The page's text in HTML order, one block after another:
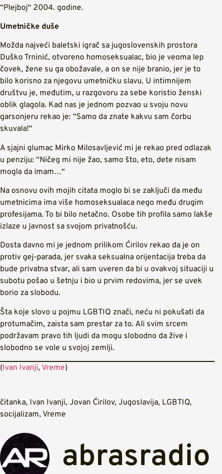
“Plejboj“ 2004. godine.
Umetničke duše
Možda najveći baletski igrač sa jugoslovenskih prostora
Duško Trninić, otvoreno homoseksualac, bio je veoma lep
čovek, žene su ga obožavale, a on se nije branio, jer je to
bilo korisno za njegovu umetničku slavu. U intimnijem
društvu je, međutim, u razgovoru za sebe koristio ženski
oblik glagola. Kad nas je jednom pozvao u svoju novu
garsonjeru rekao je: “Samo da znate kakvu sam čorbu
skuvala!“
A sjajni glumac Mirko Milosavljević mi je rekao pred odlazak
u penziju: “Ničeg mi nije žao, samo što, eto, dete nisam
mogla da imam…“
Na osnovu ovih mojih citata moglo bi se zaključi da među
umetnicima ima više homoseksualaca nego među drugim
profesijama. To bi bilo netačno. Osobe tih profila samo lakše
izlaze u javnost sa svojom privatnošću.
Dosta davno mi je jednom prilikom Ćirilov rekao da je on
protiv gej-parada, jer svaka seksualna orijentacija treba da
bude privatna stvar, ali sam uveren da bi u ovakvoj situaciji u
subotu pošao u šetnju i bio u prvim redovima, jer se uvek
borio za slobodu.
Šta koje slovo u pojmu LGBTIQ znači, neću ni pokušati da
protumačim, zaista sam prestar za to. Ali svim srcem
podržavam pravo tih ljudi da mogu slobodno da žive i
slobodno se vole u svojoj zemlji.
(Ivan Ivanji, Vreme)
čitanka, Ivan Ivanji, Jovan Ćirilov, Jugoslavija, LGBTIQ,
socijalizam, Vreme
abrasradio